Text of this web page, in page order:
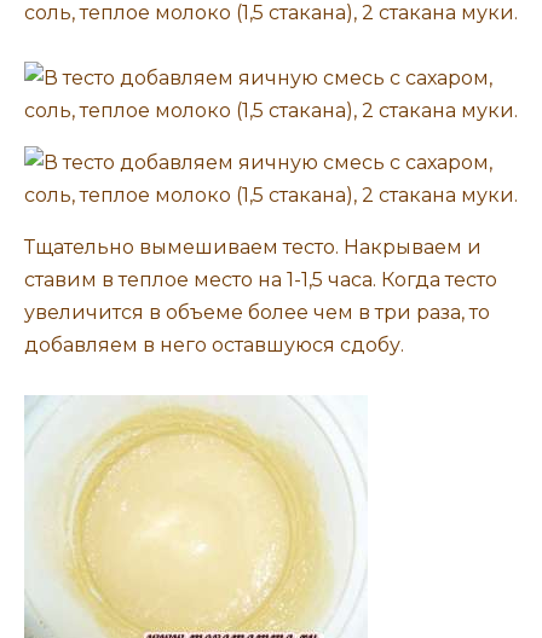
соль, теплое молоко (1,5 стакана), 2 стакана муки.
Тщательно вымешиваем тесто. Накрываем и
ставим в теплое место на 1-1,5 часа. Когда тесто
увеличится в объеме более чем в три раза, то
добавляем в него оставшуюся сдобу.